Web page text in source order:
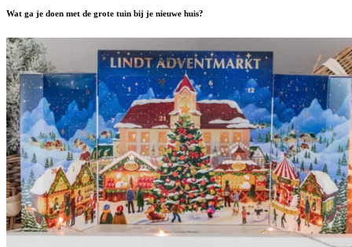
Wat ga je doen met de grote tuin bij je nieuwe huis?